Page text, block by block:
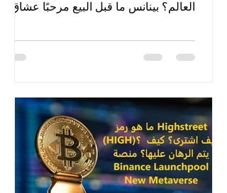
العالم؟ بينانس ما قبل البيع مرحبًا عشاق